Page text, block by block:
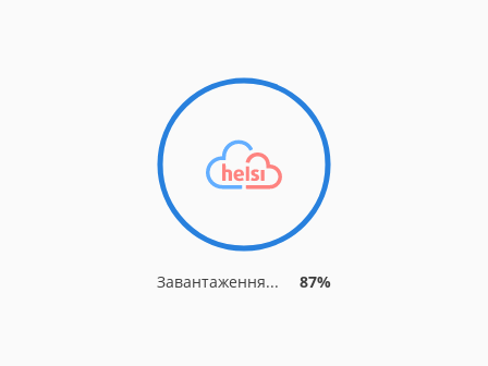
Завантаження... 87%